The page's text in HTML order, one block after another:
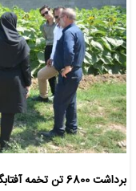
برداشت 6800 تن تخمه آفتابگردان آجیلی در شهرستان مرند